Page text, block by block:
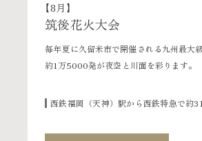
【8月】
筑後花火大会
毎年夏に久留米市で開催される九州最大
約1万5000発が夜空と川面を彩ります。
西鉄福岡（天神）駅から西鉄特急で約